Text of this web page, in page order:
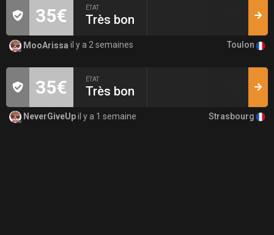
35€ ÉTAT
Très bon
MooArissa il y a 2 semaines Toulon
35€ ÉTAT
Très bon
NeverGiveUpil y a 1 semaine Strasbourg